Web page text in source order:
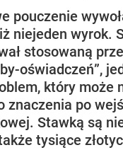
pouczenie
niejeden wyrok.
stosowaną
oświadczeń”,
który może
znaczenia po
Stawką są
tysiące